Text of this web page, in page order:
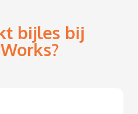
bijles bij